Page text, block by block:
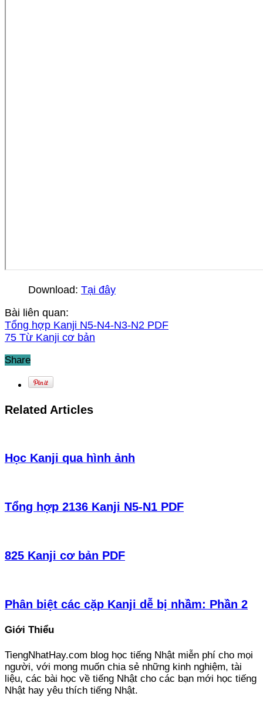
Download: Tại đây
Bài liên quan:
Tổng hợp Kanji N5-N4-N3-N2 PDF
75 Từ Kanji cơ bản
Share
Related Articles
Học Kanji qua hình ảnh
Tổng hợp 2136 Kanji N5-N1 PDF
825 Kanji cơ bản PDF
Phân biệt các cặp Kanji dễ bị nhầm: Phần 2
Giới Thiểu
TiengNhatHay.com blog học tiếng Nhật miễn phí cho mọi
người, với mong muốn chia sẻ những kinh nghiệm, tài
liệu, các bài học về tiếng Nhật cho các bạn mới học tiếng
Nhật hay yêu thích tiếng Nhật.